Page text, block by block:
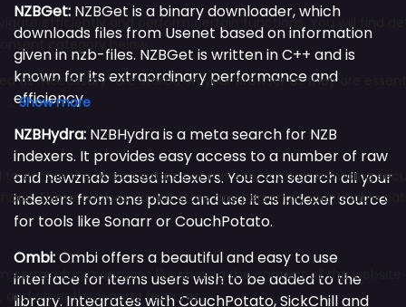
NZBGet: NZBGet is a binary downloader, which
downloads files from Usenet based on information
given in nzb-files. NZBGet is written in C++ and is
known for its extraordinary performance and
efficiency.
NZBHydra: NZBHydra is a meta search for NZB
indexers. It provides easy access to a number of raw
and newznab based indexers. You can search all your
indexers from one place and use it as indexer source
for tools like Sonarr or CouchPotato.
Ombi:Ombi offers a beautiful and easy to use
interface for items users wish to be added to the
library. Integrates with CouchPotato, SickChill and